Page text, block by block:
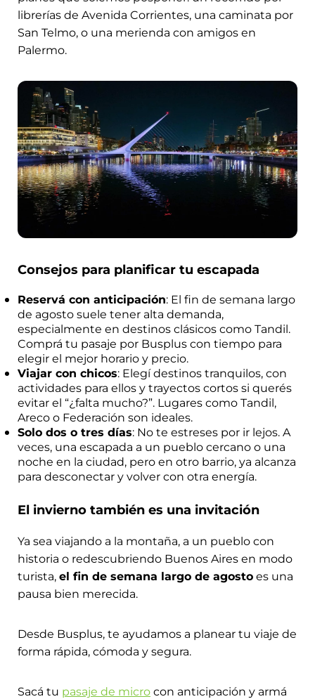
librerías de Avenida Corrientes, una caminata por
San Telmo, o una merienda con amigos en
Palermo.
Consejos para planificar tu escapada
Reservá con anticipación: El fin de semana largo
de agosto suele tener alta demanda,
especialmente en destinos clásicos como Tandil.
Comprá tu pasaje por Busplus con tiempo para
elegir el mejor horario y precio.
Viajar con chicos: Elegí destinos tranquilos, con
actividades para ellos y trayectos cortos si querés
evitar el “¿falta mucho?”. Lugares como Tandil,
Areco o Federación son ideales.
Solo dos o tres días: No te estreses por ir lejos. A
veces, una escapada a un pueblo cercano o una
noche en la ciudad, pero en otro barrio, ya alcanza
para desconectar y volver con otra energía.
El invierno también es una invitación
Ya sea viajando a la montaña, a un pueblo con
historia o redescubriendo Buenos Aires en modo
turista,el fin de semana largo de agostoes una
pausa bien merecida.
Desde Busplus, te ayudamos a planear tu viaje de
forma rápida, cómoda y segura.
Sacá tu pasaje de microcon anticipación y armá